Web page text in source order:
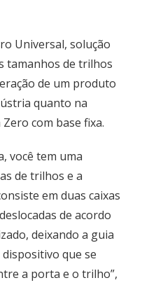
Universal, solução
tamanhos de trilhos
de um produto
quanto na
com base fixa.
você tem uma
de trilhos e a
em duas caixas
de acordo
deixando a guia
que se
a porta e o trilho”,